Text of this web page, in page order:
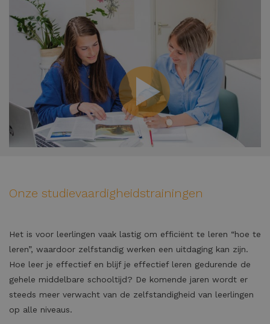
Onze studievaardigheidstrainingen
Het is voor leerlingen vaak lastig om efficiënt te leren “hoe te
leren”, waardoor zelfstandig werken een uitdaging kan zijn.
Hoe leer je effectief en blijf je effectief leren gedurende de
gehele middelbare schooltijd? De komende jaren wordt er
steeds meer verwacht van de zelfstandigheid van leerlingen
op alle niveaus.